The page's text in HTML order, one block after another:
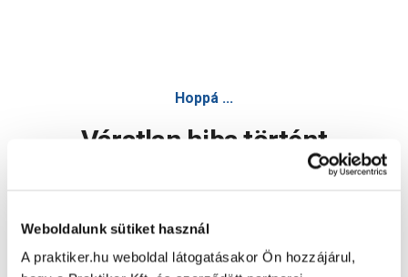
Weboldalunk sütiket használ
A praktiker.hu weboldal látogatásakor Ön hozzájárul,
Hoppá ...
Váratlan hiba történt
Oldal újratöltése